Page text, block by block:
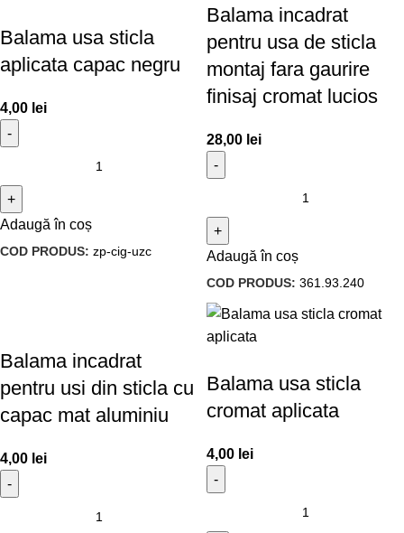
Balama usa sticla
aplicata capac negru
4,00 lei
Adaugă în coș
COD PRODUS: zp-cig-uzc
Balama incadrat
pentru usa de sticla
montaj fara gaurire
finisaj cromat lucios
28,00 lei
Adaugă în coș
COD PRODUS: 361.93.240
Balama incadrat
pentru usi din sticla cu
capac mat aluminiu
4,00 lei
Balama usa sticla
cromat aplicata
4,00 lei